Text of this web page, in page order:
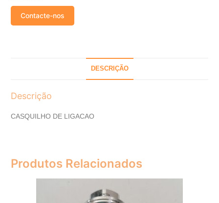
Contacte-nos
DESCRIÇÃO
Descrição
CASQUILHO DE LIGACAO
Produtos Relacionados